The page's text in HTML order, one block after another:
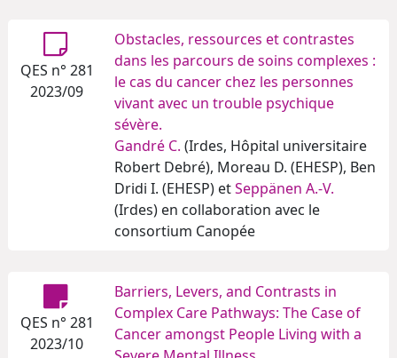
QES n° 281
2023/09
Obstacles, ressources et contrastes
dans les parcours de soins complexes :
le cas du cancer chez les personnes
vivant avec un trouble psychique
sévère.
Gandré C. (Irdes, Hôpital universitaire
Robert Debré), Moreau D. (EHESP), Ben
Dridi I. (EHESP) etSeppänen A.-V.
(Irdes) en collaboration avec le
consortium Canopée
QES n° 281
2023/10
Barriers, Levers, and Contrasts in
Complex Care Pathways: The Case of
Cancer amongst People Living with a